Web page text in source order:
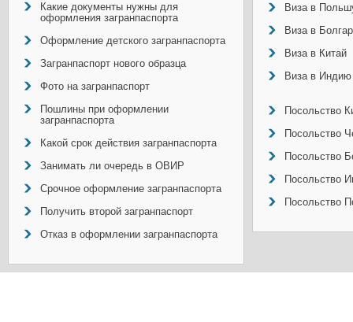
Какие документы нужны для
оформления загранпаспорта
Оформление детского загранпаспорта
Загранпаспорт нового образца
Фото на загранпаспорт
Пошлины при оформлении
загранпаспорта
Какой срок действия загранпаспорта
Занимать ли очередь в ОВИР
Срочное оформление загранпаспорта
Получить второй загранпаспорт
Отказ в оформлении загранпаспорта
Виза в
Виза в
Виза в Китай
Виза в Индию
Посольство
Посольство
Посольство
Посольство
Посольство